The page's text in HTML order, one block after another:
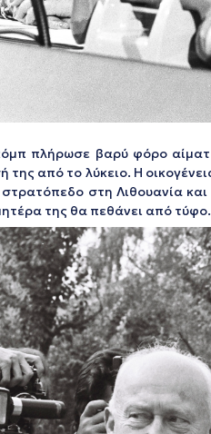
πλήρωσε βαρύ φόρο
της από το λύκειο. Η
στη Λιθουανία
της θα πεθάνει από τύφο.